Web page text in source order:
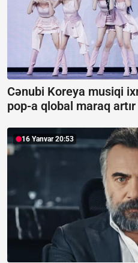
Cənubi Koreya musiqi
pop-a qlobal maraq artır
16 Yanvar 20:53